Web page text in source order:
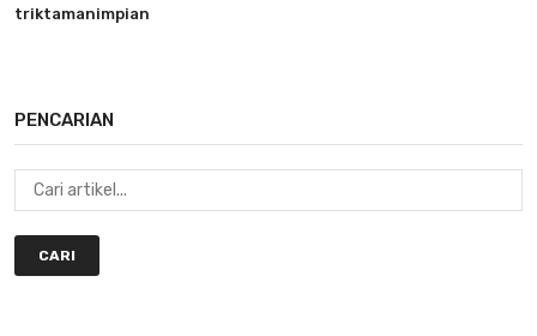
triktamanimpian
PENCARIAN
CARI